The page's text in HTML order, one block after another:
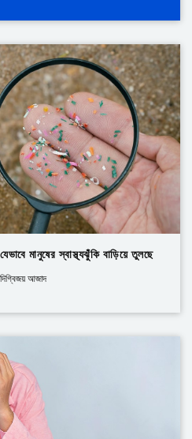
মানুষের স্বাস্থ্যঝুঁকি বাড়িয়ে তুলছে
দিগ্বিজয় আজাদ